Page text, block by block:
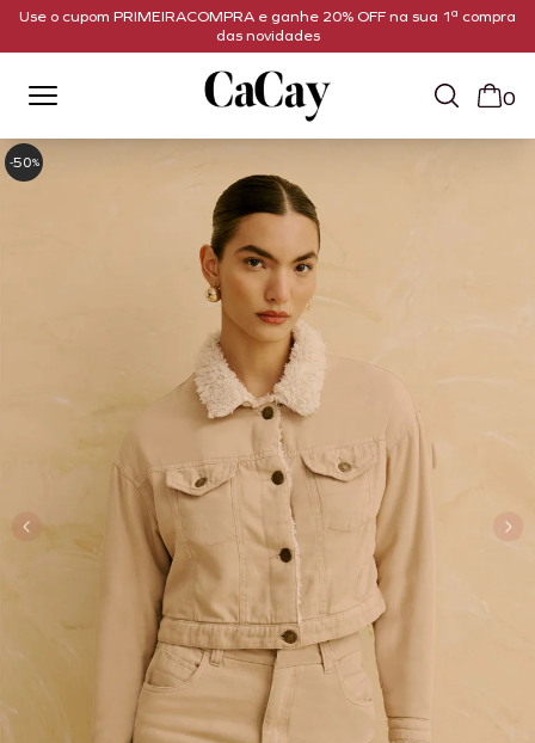
Use o cupom PRIMEIRACOMPRA e ganhe 20% OFF na sua 1ª compra
das novidades
0
-50%